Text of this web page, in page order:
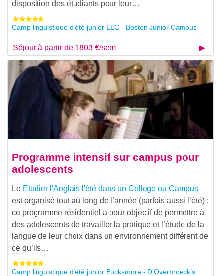
disposition des étudiants pour leur…
Camp linguistique d’été junior ELC - Boston Junior Campus
Séjour à partir de 1803 €/sem
Programme intensif sur campus pour
adolescents
Le Etudier l'Anglais l'été dans un College ou Campus
est organisé tout au long de l’année (parfois aussi l’été) ;
ce programme résidentiel a pour objectif de permettre à
des adolescents de travailler la pratique et l’étude de la
langue de leur choix dans un environnement différent de
ce qu’ils…
Camp linguistique d’été junior Bucksmore - D’Overbroeck’s